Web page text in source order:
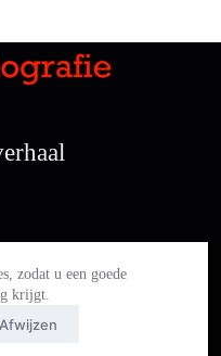
zodat u een goede
krijgt.
Afwijzen